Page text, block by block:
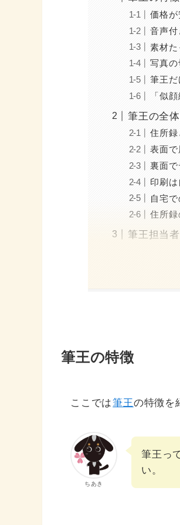
価格が
音声付
素材
写真
筆王
「似
筆王の全
住所
表面で
裏面
印刷
自宅
住所
筆王担当
筆王の特徴
ここでは筆王の特徴を
ちあき
筆王っ
い。